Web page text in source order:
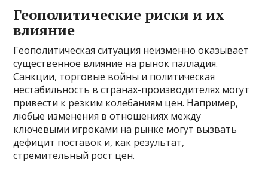
Геополитические риски и их
влияние
Геополитическая ситуация неизменно оказывает
существенное влияние на рынок палладия.
Санкции, торговые войны и политическая
нестабильность в странах-производителях могут
привести к резким колебаниям цен. Например,
любые изменения в отношениях между
ключевыми игроками на рынке могут вызвать
дефицит поставок и, как результат,
стремительный рост цен.